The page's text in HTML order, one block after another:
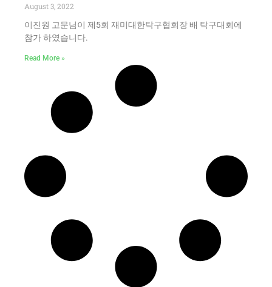
August 3, 2022
이진원 고문님이 제5회 재미대한탁구협회장 배 탁구대회에
참가 하였습니다.
Read More »